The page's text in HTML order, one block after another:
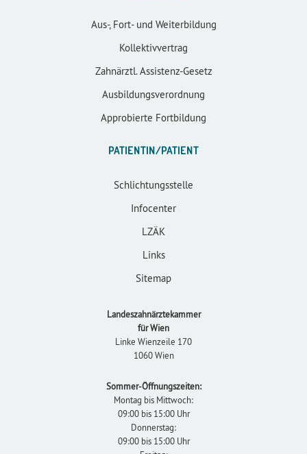
Aus-, Fort- und Weiterbildung
Kollektivvertrag
Zahnärztl. Assistenz-Gesetz
Ausbildungsverordnung
Approbierte Fortbildung
PATIENTIN/PATIENT
Schlichtungsstelle
Infocenter
LZÄK
Links
Sitemap
Landeszahnärztekammer
für Wien
Linke Wienzeile 170
1060 Wien
Sommer-Öffnungszeiten:
Montag bis Mittwoch:
09:00 bis 15:00 Uhr
Donnerstag:
09:00 bis 15:00 Uhr